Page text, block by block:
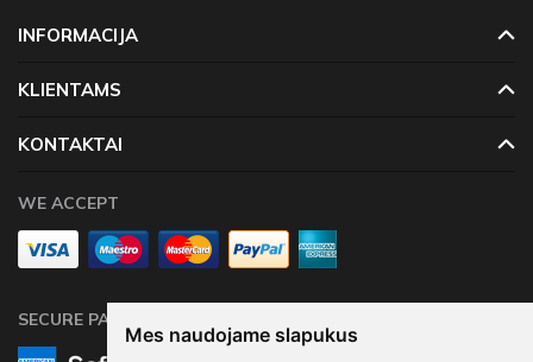
Mes naudojame slapukus
INFORMACIJA
KLIENTAMS
KONTAKTAI
WE ACCEPT
SECURE PAYMENTS